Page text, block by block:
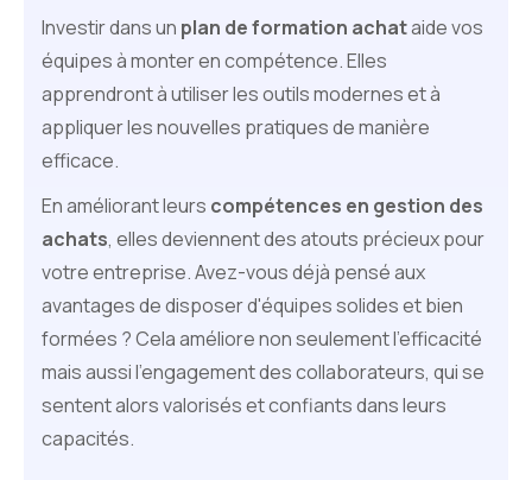
Investir dans un plan de formation achataide vos
équipes à monter en compétence. Elles
apprendront à utiliser les outils modernes et à
appliquer les nouvelles pratiques de manière
efficace.
En améliorant leurs compétences en gestion des
achats, elles deviennent des atouts précieux pour
votre entreprise. Avez-vous déjà pensé aux
avantages de disposer d'équipes solides et bien
formées ? Cela améliore non seulement l'efficacité
mais aussi l'engagement des collaborateurs, qui se
sentent alors valorisés et confiants dans leurs
capacités.